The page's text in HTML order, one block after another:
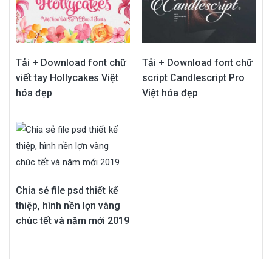
Tải + Download font chữ
viết tay Hollycakes Việt
hóa đẹp
Tải + Download font chữ
script Candlescript Pro
Việt hóa đẹp
Chia sẻ file psd thiết kế
thiệp, hình nền lợn vàng
chúc tết và năm mới 2019